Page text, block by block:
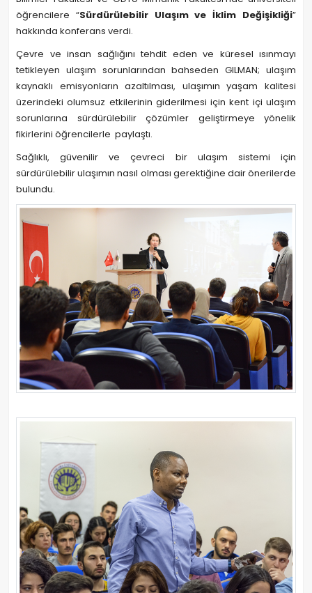
öğrencilere “Sürdürülebilir Ulaşım ve İklim Değişikliği”
hakkında konferans verdi.
Çevre ve insan sağlığını tehdit eden ve küresel ısınmayı
tetikleyen ulaşım sorunlarından bahseden GILMAN; ulaşım
kaynaklı emisyonların azaltılması, ulaşımın yaşam kalitesi
üzerindeki olumsuz etkilerinin giderilmesi için kent içi ulaşım
sorunlarına sürdürülebilir çözümler geliştirmeye yönelik
fikirlerini öğrencilerle paylaştı.
Sağlıklı, güvenilir ve çevreci bir ulaşım sistemi için
sürdürülebilir ulaşımın nasıl olması gerektiğine dair önerilerde
bulundu.